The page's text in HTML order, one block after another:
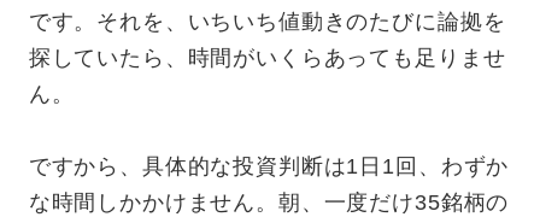
です。それを、いちいち値動きのたびに論拠を
探していたら、時間がいくらあっても足りませ
ん。
ですから、具体的な投資判断は1日1回、わずか
な時間しかかけません。朝、一度だけ35銘柄の